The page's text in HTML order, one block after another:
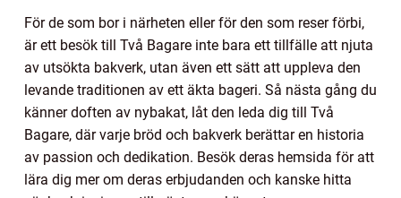
För de som bor i närheten eller för den som reser förbi,
är ett besök till Två Bagare inte bara ett tillfälle att njuta
av utsökta bakverk, utan även ett sätt att uppleva den
levande traditionen av ett äkta bageri. Så nästa gång du
känner doften av nybakat, låt den leda dig till Två
Bagare, där varje bröd och bakverk berättar en historia
av passion och dedikation. Besök deras hemsida för att
lära dig mer om deras erbjudanden och kanske hitta